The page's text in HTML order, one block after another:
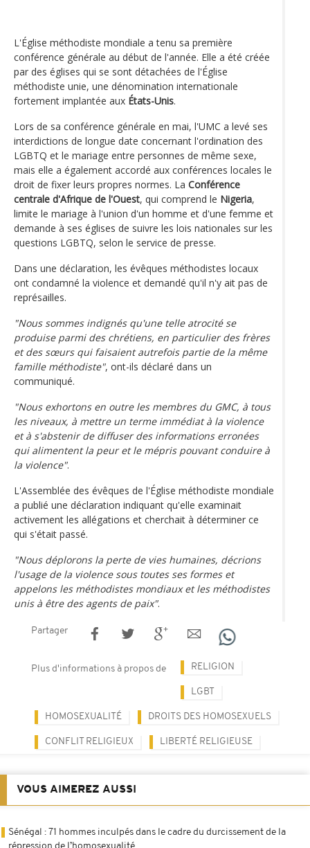
L'Église méthodiste mondiale a tenu sa première
conférence générale au début de l'année. Elle a été créée
par des églises qui se sont détachées de l'Église
méthodiste unie, une dénomination internationale
fortement implantée aux États-Unis.
Lors de sa conférence générale en mai, l'UMC a levé ses
interdictions de longue date concernant l'ordination des
LGBTQ et le mariage entre personnes de même sexe,
mais elle a également accordé aux conférences locales le
droit de fixer leurs propres normes. La Conférence
centrale d'Afrique de l'Ouest, qui comprend le Nigeria,
limite le mariage à l'union d'un homme et d'une femme et
demande à ses églises de suivre les lois nationales sur les
questions LGBTQ, selon le service de presse.
Dans une déclaration, les évêques méthodistes locaux
ont condamné la violence et demandé qu'il n'y ait pas de
représailles.
"Nous sommes indignés qu'une telle atrocité se
produise parmi des chrétiens, en particulier des frères
et des sœurs qui faisaient autrefois partie de la même
famille méthodiste", ont-ils déclaré dans un
communiqué.
"Nous exhortons en outre les membres du GMC, à tous
les niveaux, à mettre un terme immédiat à la violence
et à s'abstenir de diffuser des informations erronées
qui alimentent la peur et le mépris pouvant conduire à
la violence".
L'Assemblée des évêques de l'Église méthodiste mondiale
a publié une déclaration indiquant qu'elle examinait
activement les allégations et cherchait à déterminer ce
qui s'était passé.
"Nous déplorons la perte de vies humaines, décrions
l'usage de la violence sous toutes ses formes et
appelons les méthodistes mondiaux et les méthodistes
unis à être des agents de paix".
Partager
Plus d'informations à propos de RELIGION
LGBT
HOMOSEXUALITÉ DROITS DES HOMOSEXUELS
CONFLIT RELIGIEUX LIBERTÉ RELIGIEUSE
VOUS AIMEREZ AUSSI
Sénégal : 71 hommes inculpés dans le cadre du durcissement de la